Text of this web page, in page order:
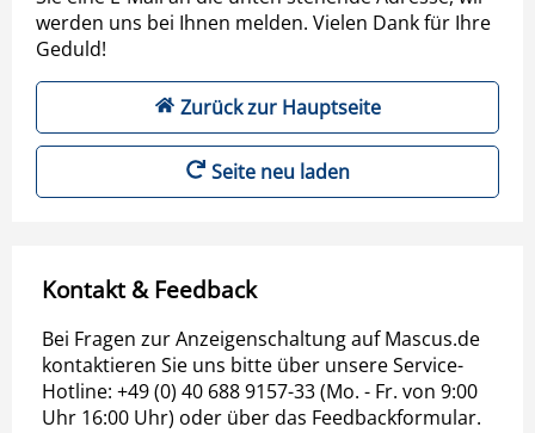
werden uns bei Ihnen melden. Vielen Dank für Ihre
Geduld!
Zurück zur Hauptseite
Seite neu laden
Kontakt & Feedback
Bei Fragen zur Anzeigenschaltung auf Mascus.de
kontaktieren Sie uns bitte über unsere Service-
Hotline: +49 (0) 40 688 9157-33 (Mo. - Fr. von 9:00
Uhr 16:00 Uhr) oder über das Feedbackformular.